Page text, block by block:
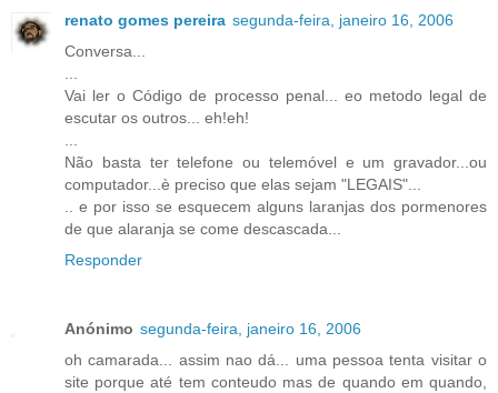
renato gomes pereira segunda-feira, janeiro 16, 2006
Conversa...
Vai ler o Código de processo penal... eo metodo legal de
escutar os outros... eh!eh!
Não basta ter telefone ou telemóvel e um gravador...ou
computador...è preciso que elas sejam "LEGAIS"...
.. e por isso se esquecem alguns laranjas dos pormenores
de que alaranja se come descascada...
Responder
Anónimo segunda-feira, janeiro 16, 2006
oh camarada... assim nao dá... uma pessoa tenta visitar o
site porque até tem conteudo mas de quando em quando,